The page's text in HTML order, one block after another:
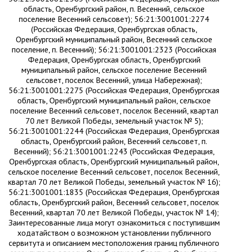
область, Оренбургский район, п. Весенний, сельское
поселение Весенний сельсовет); 56:21:3001001:2274
(Российская Федерация, Оренбургская область,
Оренбургский муниципальный район, Весенний сельское
поселение, п. Весенний); 56:21:3001001:2323 (Российская
Федерация, Оренбургская область, Оренбургский
муниципальный район, сельское поселение Весенний
сельсовет, поселок Весенний, улица Набережная);
56:21:3001001:2275 (Российская Федерация, Оренбургская
область, Оренбургский муниципальный район, сельское
поселение Весенний сельсовет, поселок Весенний, квартал
70 лет Великой Победы, земельный участок № 5);
56:21:3001001:2244 (Российская Федерация, Оренбургская
область, Оренбургский район, Весенний сельсовет, п.
Весенний); 56:21:3001001:2243 (Российская Федерация,
Оренбургская область, Оренбургский муниципальный район,
сельское поселение Весенний сельсовет, поселок Весенний,
квартал 70 лет Великой Победы, земельный участок № 16);
56:21:3001001:1835 (Российская Федерация, Оренбургская
область, Оренбургский район, Весенний сельсовет, поселок
Весенний, квартал 70 лет Великой Победы, участок № 14);
Заинтересованные лица могут ознакомиться с поступившим
ходатайством о возможном установлении публичного
сервитута и описанием местоположения границ публичного